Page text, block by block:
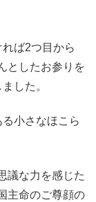
ば2つ目から
としたお参りを
した。
小さなほこら
議な力を感じた
主命のご尊顔の